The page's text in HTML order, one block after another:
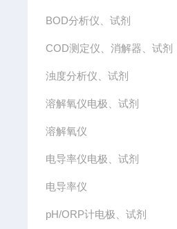
BOD分析仪、试剂
COD测定仪、消解器、试剂
浊度分析仪、试剂
溶解氧仪电极、试剂
溶解氧仪
电导率仪电极、试剂
电导率仪
pH/ORP计电极、试剂